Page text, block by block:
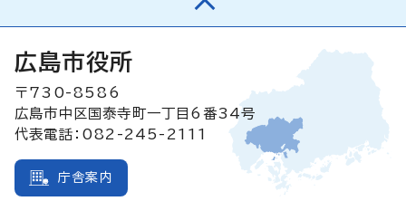
広島市役所
〒730-8586
広島市中区国泰寺町一丁目6番34号
代表電話：082-245-2111
庁舎案内